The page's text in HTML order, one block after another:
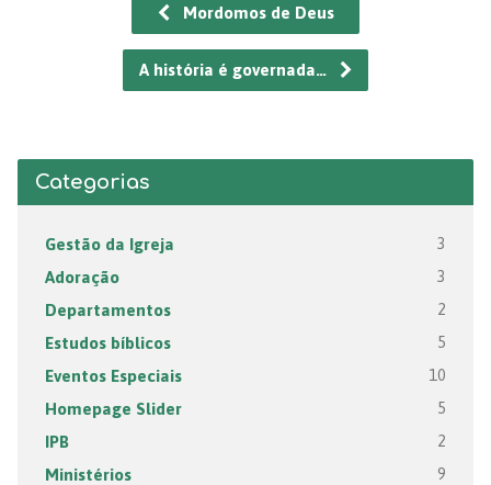
Mordomos de Deus
A história é governada…
Categorias
Gestão da Igreja 3
Adoração 3
Departamentos 2
Estudos bíblicos 5
Eventos Especiais 10
Homepage Slider 5
IPB 2
Ministérios 9